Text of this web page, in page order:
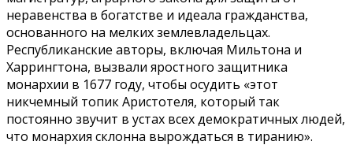
неравенства в богатстве и идеала гражданства,
основанного на мелких землевладельцах.
Республиканские авторы, включая Мильтона и
Харрингтона, вызвали яростного защитника
монархии в 1677 году, чтобы осудить «этот
никчемный топик Аристотеля, который так
постоянно звучит в устах всех демократичных людей,
что монархия склонна вырождаться в тиранию».